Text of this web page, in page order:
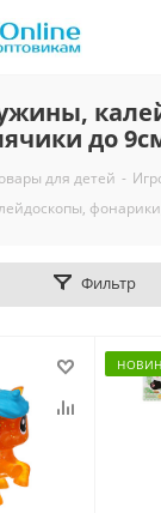
до
для детей -
Фильтр